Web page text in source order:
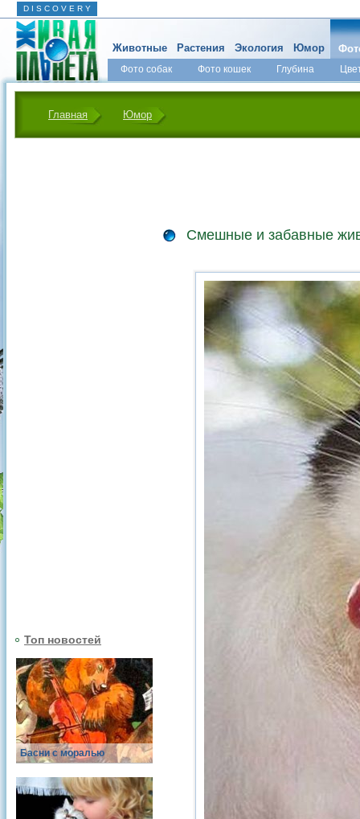
D I S C O V E R Y
Животные Растения Экология Юмор
Фото собак Фото кошек Глубина
Главная Юмор
Топ новостей
Басни с моралью
Смешные и забавные